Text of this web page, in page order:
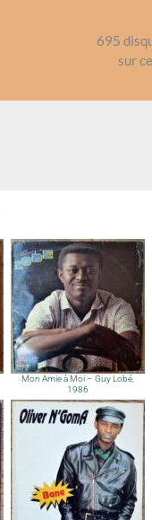
695
sur
Mon Amie à Moi – Guy Lobé,
1986